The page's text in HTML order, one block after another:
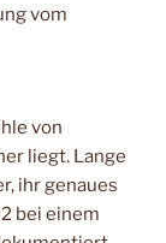
vom
von
liegt. Lange
ihr genaues
bei einem